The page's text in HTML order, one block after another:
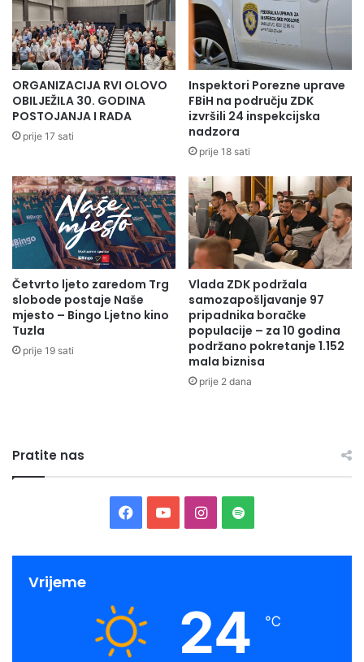
ORGANIZACIJA RVI OLOVO
OBILJEŽILA 30. GODINA
POSTOJANJA I RADA
prije 17 sati
Inspektori Porezne uprave
FBiH na području ZDK
izvršili 24 inspekcijska
nadzora
prije 18 sati
Četvrto ljeto zaredom Trg
slobode postaje Naše
mjesto – Bingo Ljetno kino
Tuzla
prije 19 sati
Vlada ZDK podržala
samozapošljavanje 97
pripadnika boračke
populacije – za 10 godina
podržano pokretanje 1.152
mala biznisa
prije 2 dana
Pratite nas
Facebook
YouTubeInstagram
Spotify
Vrijeme
24 ℃